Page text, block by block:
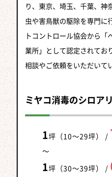
り、東京、埼玉、千葉、神
虫や害鳥獣の駆除を専門に
トコントロール協会から
業所」として認定されてお
相談やご依頼をいただいて
ミヤコ消毒のシロア
1坪（10～29坪） /
～
1坪（30～39坪） /